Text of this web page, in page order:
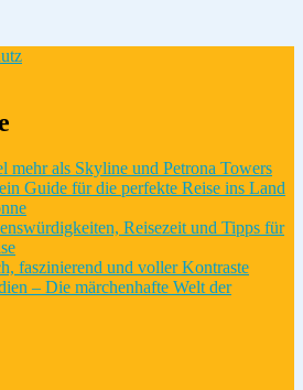
mehr als Skyline und Petrona Towers
Guide für die perfekte Reise ins Land
Reisezeit und Tipps für
faszinierend und voller Kontraste
– Die märchenhafte Welt der